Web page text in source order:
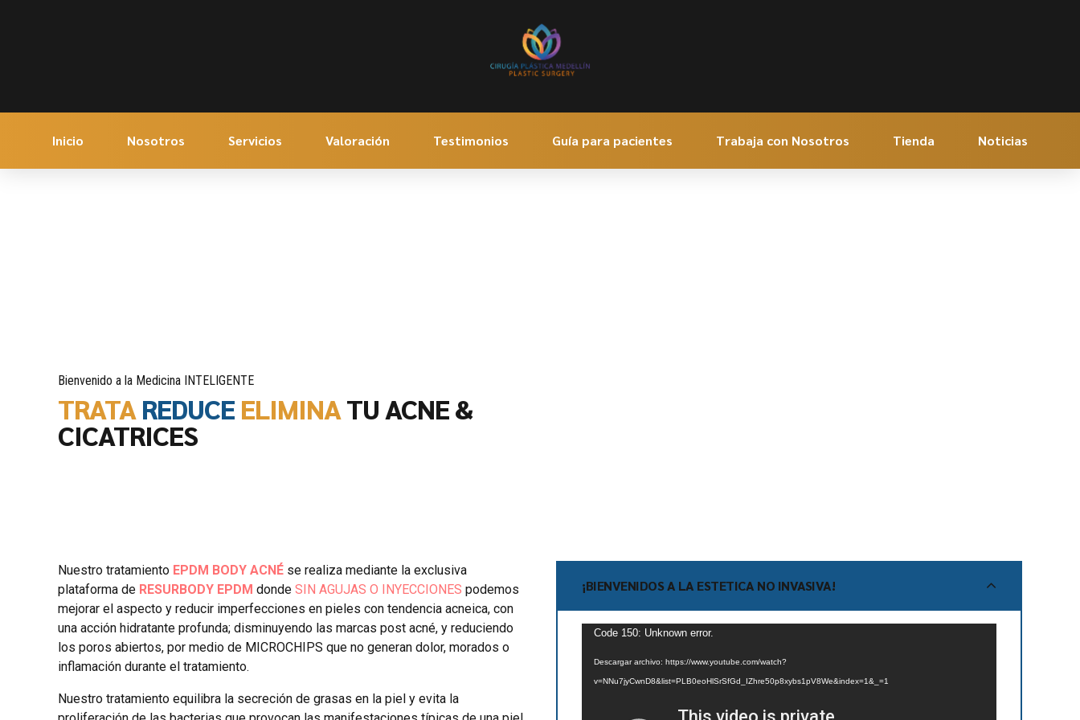
Inicio Nosotros Servicios Valoración Testimonios Guía para pacientes Trabaja con Nosotros Tienda Noticias
Bienvenido a la Medicina INTELIGENTE
TRATAREDUCE ELIMINATU ACNE &
CICATRICES
Nuestro tratamiento EPDM BODY ACNÉ se realiza mediante la exclusiva
plataforma de RESURBODY EPDM donde SIN AGUJAS O INYECCIONES podemos
mejorar el aspecto y reducir imperfecciones en pieles con tendencia acneica, con
una acción hidratante profunda; disminuyendo las marcas post acné, y reduciendo
los poros abiertos, por medio de MICROCHIPS que no generan dolor, morados o
inflamación durante el tratamiento.
Nuestro tratamiento equilibra la secreción de grasas en la piel y evita la
¡BIENVENIDOS A LA ESTETICA NO INVASIVA!
Reproductor
Code 150: Unknown error.
Descargar archivo: https://www.youtube.com/watch?
v=NNu7jyCwnD8&list=PLB0eoHlSrSfGd_IZhre50p8xybs1pV8We&index=1&_=1